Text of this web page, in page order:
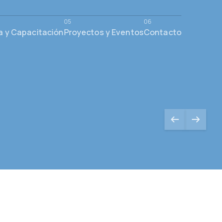
y CapacitaciónProyectos y EventosContacto